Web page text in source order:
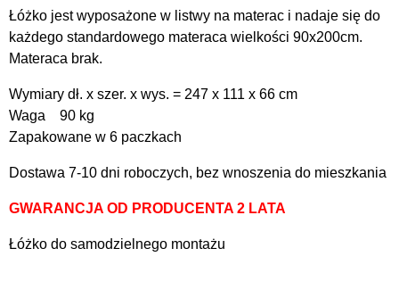
Łóżko jest wyposażone w listwy na materac i nadaje się do
każdego standardowego materaca wielkości 90x200cm.
Materaca brak.
Wymiary dł. x szer. x wys. = 247 x 111 x 66 cm
Waga 90 kg
Zapakowane w 6 paczkach
Dostawa 7-10 dni roboczych, bez wnoszenia do mieszkania
GWARANCJA OD PRODUCENTA 2 LATA
Łóżko do samodzielnego montażu